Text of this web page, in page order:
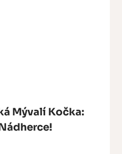
Mývalí Kočka: